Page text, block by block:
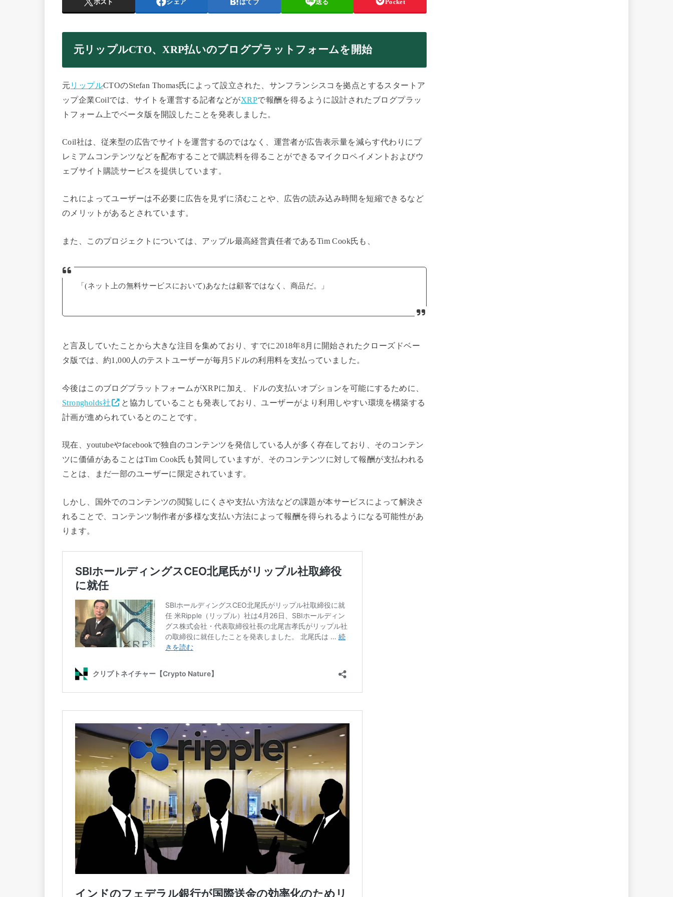
ポスト シェア はてブ 送る Pocket
元リップルCTO、XRP払いのブログプラットフォームを開始
元 リップルCTOのStefan Thomas氏によって設立された、サンフランシスコを拠点とするスタートア
ップ企業Coilでは、サイトを運営する記者などがXRPで報酬を得るように設計されたブログプラッ
トフォーム上でベータ版を開設したことを発表しました。
Coil社は、従来型の広告でサイトを運営するのではなく、運営者が広告表示量を減らす代わりにプ
レミアムコンテンツなどを配布することで購読料を得ることができるマイクロペイメントおよびウ
ェブサイト購読サービスを提供しています。
これによってユーザーは不必要に広告を見ずに済むことや、広告の読み込み時間を短縮できるなど
のメリットがあるとされています。
また、このプロジェクトについては、アップル最高経営責任者であるTim Cook氏も、
「(ネット上の無料サービスにおいて)あなたは顧客ではなく、商品だ。」
と言及していたことから大きな注目を集めており、すでに2018年8月に開始されたクローズドベー
タ版では、約1,000人のテストユーザーが毎月5ドルの利用料を支払っていました。
今後はこのブログプラットフォームがXRPに加え、ドルの支払いオプションを可能にするために、
Strongholds社
と協力していることも発表しており、ユーザーがより利用しやすい環境を構築する
計画が進められているとのことです。
現在、youtubeやfacebookで独自のコンテンツを発信している人が多く存在しており、そのコンテン
ツに価値があることはTim Cook氏も賛同していますが、そのコンテンツに対して報酬が支払われる
ことは、まだ一部のユーザーに限定されています。
しかし、国外でのコンテンツの閲覧しにくさや支払い方法などの課題が本サービスによって解決さ
れることで、コンテンツ制作者が多様な支払い方法によって報酬を得られるようになる可能性があ
ります。